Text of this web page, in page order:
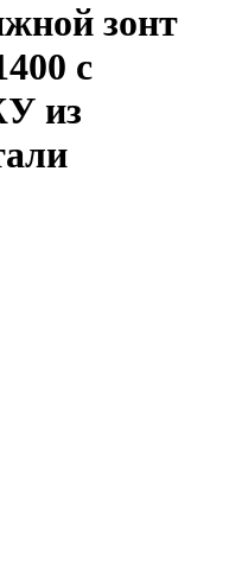
зонт
с
из